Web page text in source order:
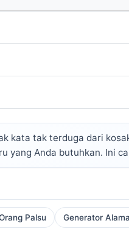
kata tak terduga dari
yang Anda butuhkan. Ini
Palsu Generator